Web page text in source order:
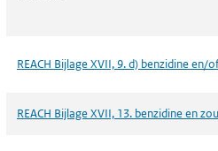
REACH Bijlage XVII, 9. d) benzidine en/
REACH Bijlage XVII, 13. benzidine en